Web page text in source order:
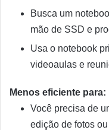
Busca um
mão de SSD e
Usa o notebook
videoaulas e
Menos eficiente para:
Você precisa de
edição de fotos